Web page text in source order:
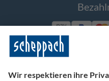
Folge uns